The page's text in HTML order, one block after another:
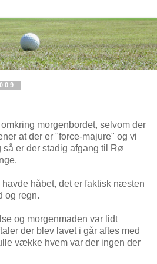
morgenbordet, selvom der
at der er "force-majure" og vi
er der stadig afgang til Rø
håbet, det er faktisk næsten
og regn.
og morgenmaden var lidt
der blev lavet i går aftes med
vække hvem var der ingen der